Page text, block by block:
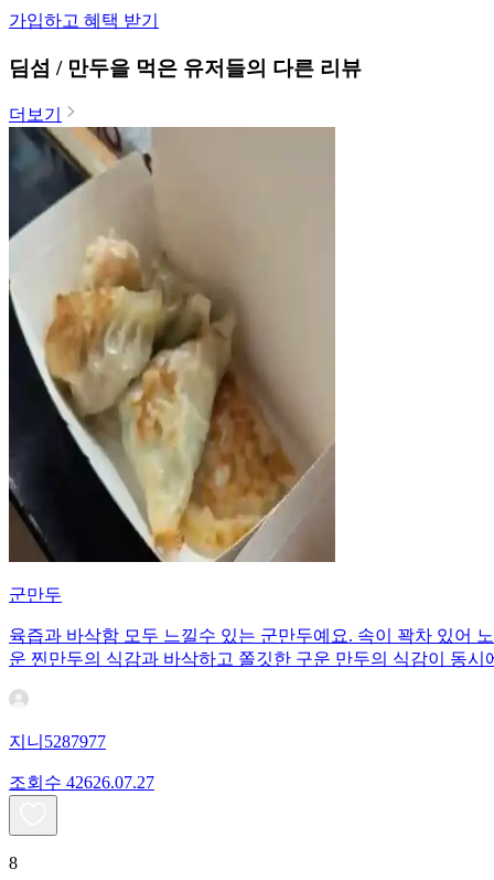
가입하고 혜택 받기
딤섬 / 만두을 먹은 유저들의 다른 리뷰
더보기
군만두
육즙과 바삭함 모두 느낄수 있는 군만두예요. 속이 꽉차 있어
운 찐만두의 식감과 바삭하고 쫄깃한 구운 만두의 식감이 동시
지니5287977
조회수 42626.07.27
8